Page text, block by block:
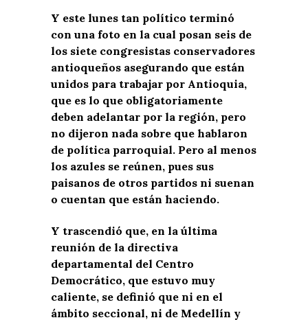
Y este lunes tan político terminó
con una foto en la cual posan seis de
los siete congresistas conservadores
antioqueños asegurando que están
unidos para trabajar por Antioquia,
que es lo que obligatoriamente
deben adelantar por la región, pero
no dijeron nada sobre que hablaron
de política parroquial. Pero al menos
los azules se reúnen, pues sus
paisanos de otros partidos ni suenan
o cuentan que están haciendo.
Y trascendió que, en la última
reunión de la directiva
departamental del Centro
Democrático, que estuvo muy
caliente, se definió que ni en el
ámbito seccional, ni de Medellín y